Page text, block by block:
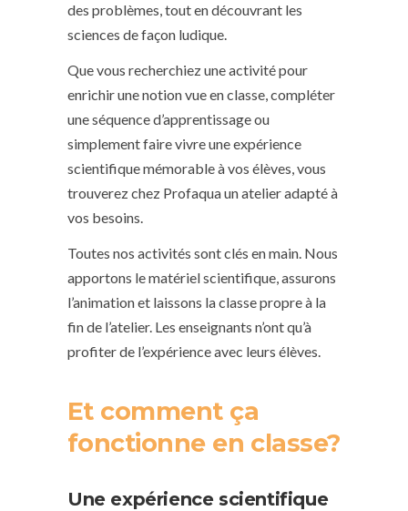
des problèmes, tout en découvrant les
sciences de façon ludique.
Que vous recherchiez une activité pour
enrichir une notion vue en classe, compléter
une séquence d’apprentissage ou
simplement faire vivre une expérience
scientifique mémorable à vos élèves, vous
trouverez chez Profaqua un atelier adapté à
vos besoins.
Toutes nos activités sont clés en main. Nous
apportons le matériel scientifique, assurons
l’animation et laissons la classe propre à la
fin de l’atelier. Les enseignants n’ont qu’à
profiter de l’expérience avec leurs élèves.
Et comment ça
fonctionne en classe?
Une expérience scientifique